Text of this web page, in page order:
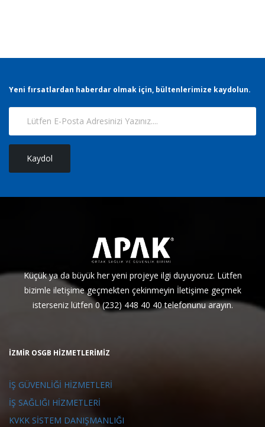
Yeni fırsatlardan haberdar olmak için, bültenlerimize kaydolun.
Kaydol
Küçük ya da büyük her yeni projeye ilgi duyuyoruz. Lütfen
bizimle iletişime geçmekten çekinmeyin İletişime geçmek
isterseniz lütfen 0 (232) 448 40 40 telefonunu arayın.
İZMİR OSGB HİZMETLERİMİZ
İŞ GÜVENLİĞİ HİZMETLERİ
İŞ SAĞLIĞI HİZMETLERİ
KVKK SİSTEM DANIŞMANLIĞI